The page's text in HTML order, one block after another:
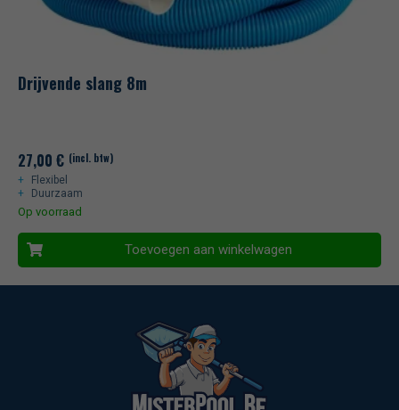
Drijvende slang 8m
27,00 € (incl. btw)
Flexibel
Duurzaam
Op voorraad
Toevoegen aan winkelwagen